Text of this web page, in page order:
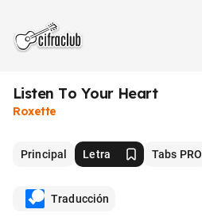
Listen To Your Heart
Roxette
Principal Letra Tabs PRO
Traducción